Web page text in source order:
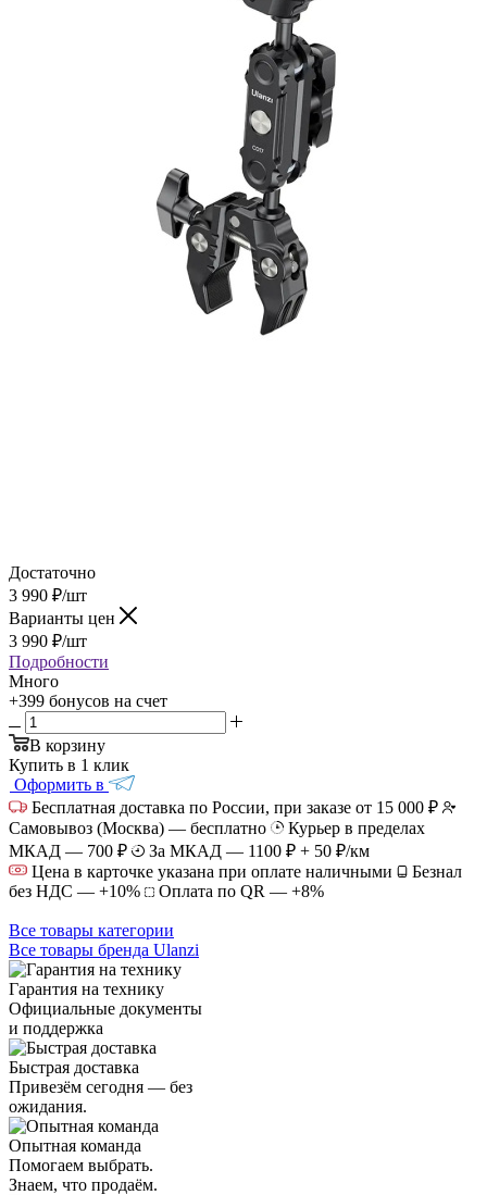
Достаточно
3 990 ₽/шт
Варианты цен
3 990 ₽/шт
Подробности
Много
+399 бонусов на счет
В корзину
Купить в 1 клик
Оформить в
Бесплатная доставка по России, при заказе от 15 000 ₽
Самовывоз (Москва) — бесплатно
Курьер в пределах
МКАД — 700 ₽
За МКАД — 1100 ₽ + 50 ₽/км
Цена в карточке указана при оплате наличными
Безнал
без НДС — +10%
Оплата по QR — +8%
Все товары категории
Все товары бренда Ulanzi
Гарантия на технику
Официальные документы
и поддержка
Быстрая доставка
Привезём сегодня — без
ожидания.
Опытная команда
Помогаем выбрать.
Знаем, что продаём.